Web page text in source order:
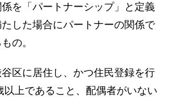
を「パートナーシップ」と定義
した場合にパートナーの関係で
の。
区に居住し、かつ住民登録を行
上であること、配偶者がいない